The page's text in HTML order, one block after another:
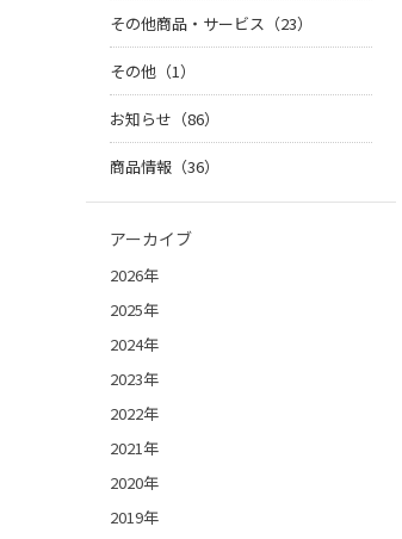
その他商品・サービス（23）
その他（1）
お知らせ（86）
商品情報（36）
アーカイブ
2026年
2025年
2024年
2023年
2022年
2021年
2020年
2019年